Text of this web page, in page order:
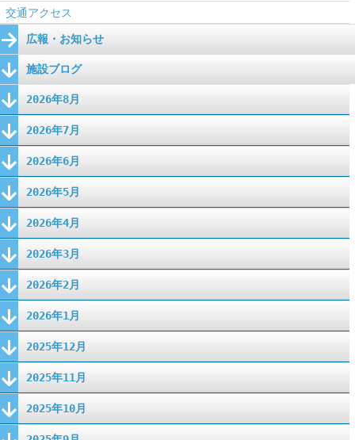
交通アクセス
広報・お知らせ
施設ブログ
2026年8月
2026年7月
2026年6月
2026年5月
2026年4月
2026年3月
2026年2月
2026年1月
2025年12月
2025年11月
2025年10月